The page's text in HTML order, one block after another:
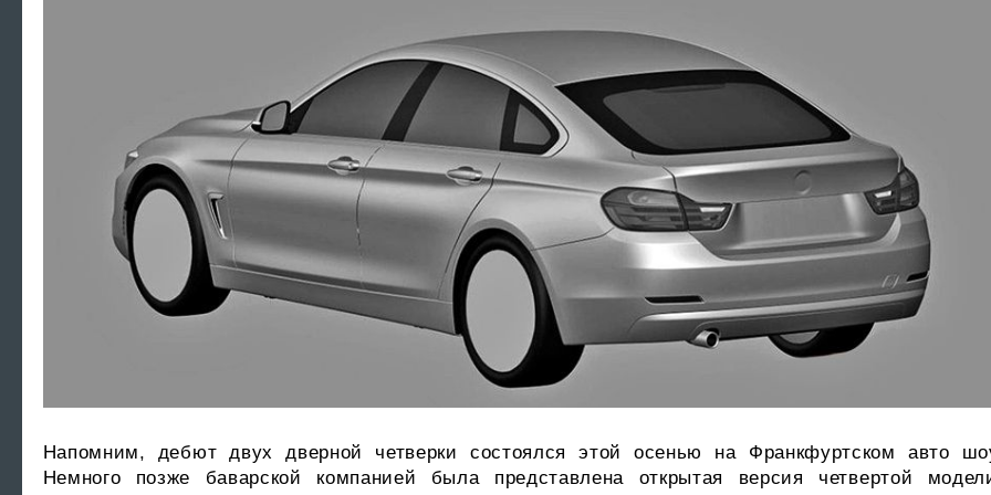
Напомним, дебют двух дверной четверки состоялся этой осенью на Франкфуртском авто
Немного позже баварской компанией была представлена открытая версия четвертой